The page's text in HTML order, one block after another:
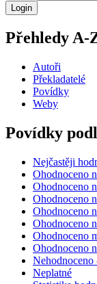
Přehledy A-
Autoři
Překladatelé
Povídky
Weby
Povídky
Nejčastěji
Ohodnoceno
Ohodnoceno
Ohodnoceno
Ohodnoceno
Ohodnoceno
Ohodnoceno
Ohodnoceno
Nehodnoceno
Neplatné